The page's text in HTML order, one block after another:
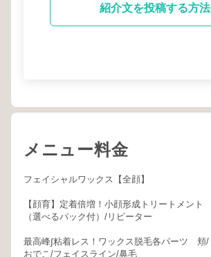
紹介文を投稿する方法
メニュー料金
フェイシャルワックス【全顔】
【顔育】定着倍増！小顔形成トリートメント
（選べるパック付）/リピーター
最高峰∫粘着レス！ワックス脱毛各パーツ 頬/
おでこ/フェイスライン/鼻毛